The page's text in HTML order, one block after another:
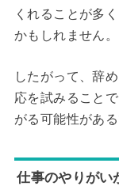
くれることが多
かもしれません。
したがって、辞
応を試みること
がる可能性がある
仕事のやりがい